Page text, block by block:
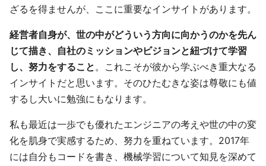
ざるを得ませんが、ここに重要なインサイトがあります。
経営者自身が、世の中がどういう方向に向かうのかを先ん
じて描き、自社のミッションやビジョンと紐づけて学習
し、努力をすること。これこそが彼から学ぶべき重大なる
インサイトだと思います。そのひたむきな姿は尊敬にも値
するし大いに勉強にもなります。
私も最近は一歩でも優れたエンジニアの考えや世の中の変
化を肌身で実感するため、努力を重ねています。2017年
には自分もコードを書き、機械学習について知見を深めて